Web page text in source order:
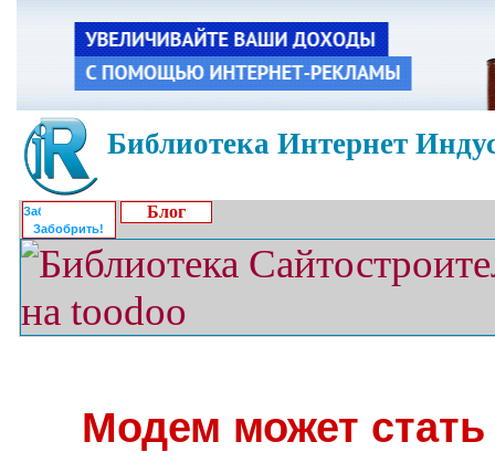
Библиотека Интернет
Забобрить!
Блог
Модем может